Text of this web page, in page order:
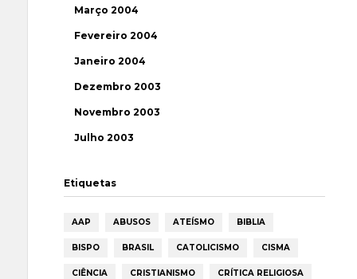
Março 2004
Fevereiro 2004
Janeiro 2004
Dezembro 2003
Novembro 2003
Julho 2003
Etiquetas
AAP ABUSOS ATEÍSMO BIBLIA
BISPO BRASIL CATOLICISMO CISMA
CIÊNCIA CRISTIANISMO CRÍTICA RELIGIOSA